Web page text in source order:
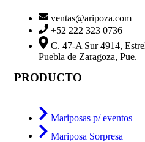
ventas@aripoza.com
+52 222 323 0736
C. 47-A Sur 4914,
Puebla de Zaragoza, Pue.
PRODUCTO
Mariposas p/ eventos
Mariposa Sorpresa